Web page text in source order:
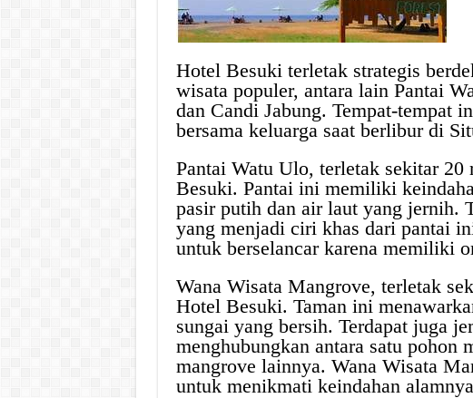
Hotel Besuki terletak strategis
wisata populer, antara lain Pantai
dan Candi Jabung. Tempat-tempat
bersama keluarga saat berlibur di
Pantai Watu Ulo, terletak sekitar
Besuki. Pantai ini memiliki
pasir putih dan air laut yang jernih.
yang menjadi ciri khas dari pantai
untuk berselancar karena memiliki
Wana Wisata Mangrove, terletak
Hotel Besuki. Taman ini
sungai yang bersih. Terdapat juga
menghubungkan antara satu pohon
mangrove lainnya. Wana Wisata
untuk menikmati keindahan